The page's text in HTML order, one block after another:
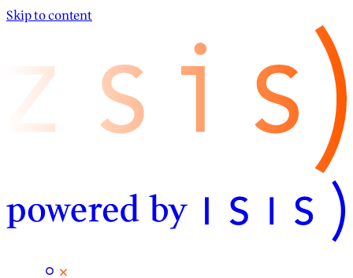
Skip to content